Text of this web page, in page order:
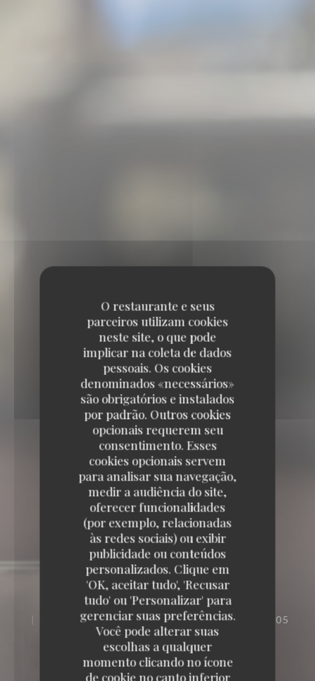
O restaurante e seus
parceiros utilizam cookies
neste site, o que pode
implicar na coleta de dados
pessoais. Os cookies
denominados «necessários»
são obrigatórios e instalados
por padrão. Outros cookies
opcionais requerem seu
consentimento. Esses
cookies opcionais servem
para analisar sua navegação,
medir a audiência do site,
oferecer funcionalidades
(por exemplo, relacionadas
às redes sociais) ou exibir
publicidade ou conteúdos
personalizados. Clique em
'OK, aceitar tudo', 'Recusar
tudo' ou 'Personalizar' para
gerenciar suas preferências.
Você pode alterar suas
escolhas a qualquer
momento clicando no ícone
de cookie no canto inferior
20 RUE DES FOSSÉS SAINT-BERNARD 75005
PARIS